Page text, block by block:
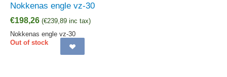
Nokkenas engle vz-30
€198,26 (€239,89 inc tax)
Nokkenas engle vz-30
Out of stock